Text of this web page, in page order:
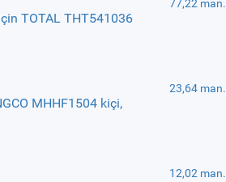
TOTAL THT541036
77,22 man.
MHHF1504 kiçi,
23,64 man.
12,02 man.